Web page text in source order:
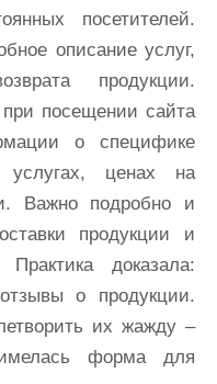
посетителей.
описание услуг,
продукции.
посещении сайта
о специфике
ценах на
Важно подробно и
продукции и
доказала:
о продукции.
их жажду –
форма для